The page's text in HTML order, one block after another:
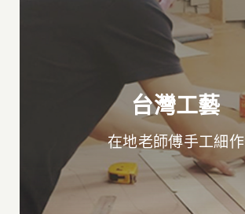
台灣工藝
在地老師傅手工細作